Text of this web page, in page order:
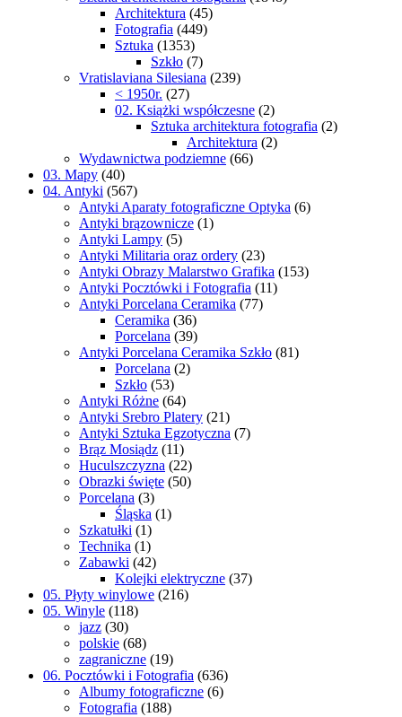
Architektura (45)
Fotografia (449)
Sztuka (1353)
Szkło (7)
Vratislaviana Silesiana (239)
< 1950r. (27)
02. Książki współczesne (2)
Sztuka architektura fotografia (2)
Architektura (2)
Wydawnictwa podziemne (66)
03. Mapy (40)
04. Antyki (567)
Antyki Aparaty fotograficzne Optyka (6)
Antyki brązownicze (1)
Antyki Lampy (5)
Antyki Militaria oraz ordery (23)
Antyki Obrazy Malarstwo Grafika (153)
Antyki Pocztówki i Fotografia (11)
Antyki Porcelana Ceramika (77)
Ceramika (36)
Porcelana (39)
Antyki Porcelana Ceramika Szkło (81)
Porcelana (2)
Szkło (53)
Antyki Różne (64)
Antyki Srebro Platery (21)
Antyki Sztuka Egzotyczna (7)
Brąz Mosiądz (11)
Huculszczyzna (22)
Obrazki święte (50)
Porcelana (3)
Śląska (1)
Szkatułki (1)
Technika (1)
Zabawki (42)
Kolejki elektryczne (37)
05. Płyty winylowe (216)
05. Winyle (118)
jazz (30)
polskie (68)
zagraniczne (19)
06. Pocztówki i Fotografia (636)
Albumy fotograficzne (6)
Fotografia (188)